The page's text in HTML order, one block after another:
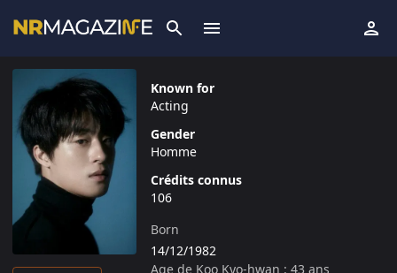
Known for
Acting
Gender
Homme
Crédits connus
106
Born
14/12/1982
Age de Koo Kyo-hwan : 43 ans